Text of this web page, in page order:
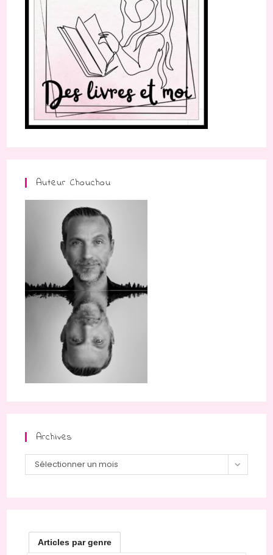
Auteur Chouchou
Archives
Archives
Sélectionner un mois
Articles par genre